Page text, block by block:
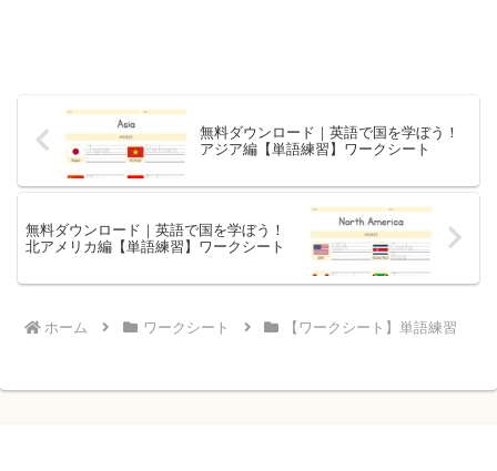
無料ダウンロード｜英語で国を学ぼう！
アジア編【単語練習】ワークシート
無料ダウンロード｜英語で国を学ぼう！
北アメリカ編【単語練習】ワークシート
ホーム ワークシート 【ワークシート】単語練習